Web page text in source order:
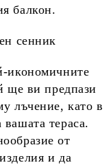
балкон.
сенник
икономичните
ще ви предпази
лъчение, като в
тераса.
от
и да